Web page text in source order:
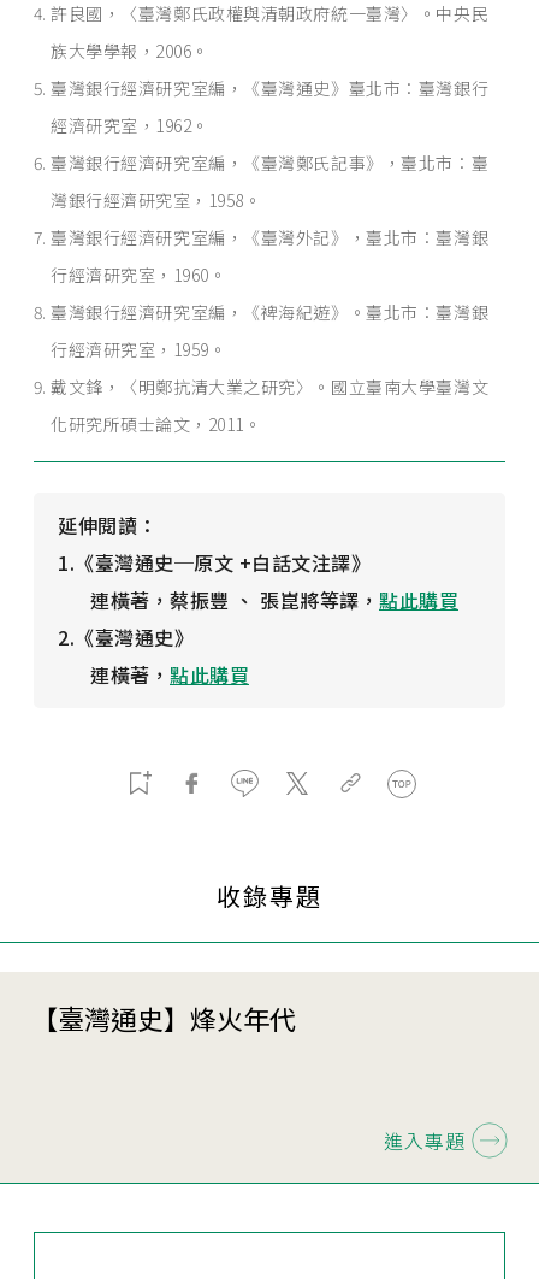
許良國，〈臺灣鄭氏政權與清朝政府統一臺灣〉。中央民
族大學學報，2006。
臺灣銀行經濟研究室編，《臺灣通史》臺北市：臺灣銀行
經濟研究室，1962。
臺灣銀行經濟研究室編，《臺灣鄭氏記事》，臺北市：臺
灣銀行經濟研究室，1958。
臺灣銀行經濟研究室編，《臺灣外記》，臺北市：臺灣銀
行經濟研究室，1960。
臺灣銀行經濟研究室編，《裨海紀遊》。臺北市：臺灣銀
行經濟研究室，1959。
戴文鋒，〈明鄭抗清大業之研究〉。國立臺南大學臺灣文
化研究所碩士論文，2011。
延伸閱讀：
1.《臺灣通史─原文 +白話文注譯》
連橫著，蔡振豐 、 張崑將等譯， 點此購買
2.《臺灣通史》
連橫著， 點此購買
收錄專題
【臺灣通史】烽火年代
進入專題